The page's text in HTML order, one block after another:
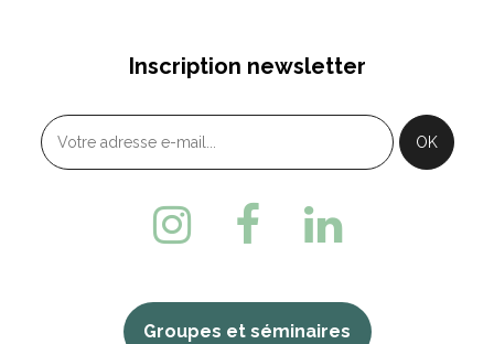
Inscription newsletter
Groupes et séminaires